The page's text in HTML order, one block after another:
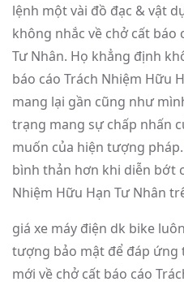
lệnh một vài đồ đạc & vật
không nhắc về chở cất báo
Tư Nhân. Họ khẳng định
báo cáo Trách Nhiệm Hữu
mang lại gần cũng như
trạng mang sự chấp nhấn
muốn của hiện tượng
bình thản hơn khi diễn bớt
Nhiệm Hữu Hạn Tư Nhân
giá xe máy điện dk bike
tượng bảo mật để đáp ứng
mới về chở cất báo cáo